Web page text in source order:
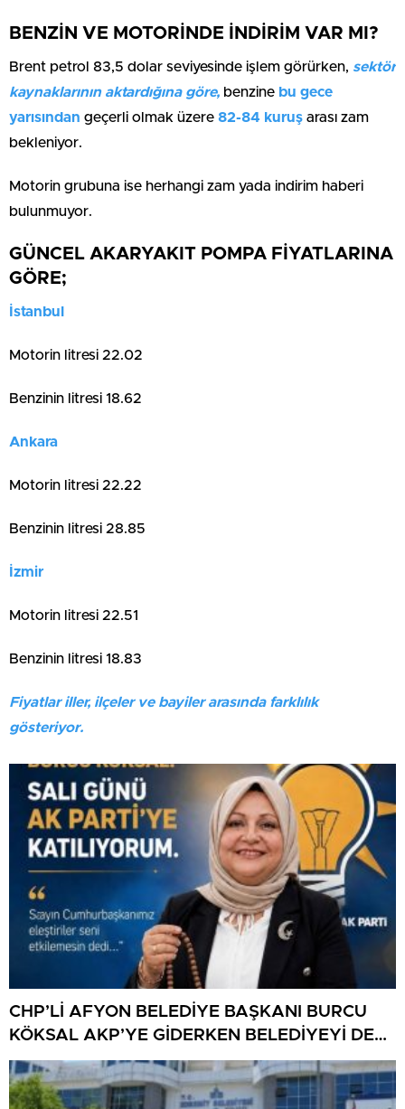
BENZİN VE MOTORİNDE İNDİRİM VAR MI?
Brent petrol 83,5 dolar seviyesinde işlem görürken, sektör
kaynaklarının aktardığına göre, benzine bu gece
yarısından geçerli olmak üzere 82-84 kuruş arası zam
bekleniyor.
Motorin grubuna ise herhangi zam yada indirim haberi
bulunmuyor.
GÜNCEL AKARYAKIT POMPA FİYATLARINA
GÖRE;
İstanbul
Motorin litresi 22.02
Benzinin litresi 18.62
Ankara
Motorin litresi 22.22
Benzinin litresi 28.85
İzmir
Motorin litresi 22.51
Benzinin litresi 18.83
Fiyatlar iller, ilçeler ve bayiler arasında farklılık
gösteriyor.
CHP’Lİ AFYON BELEDİYE BAŞKANI BURCU
KÖKSAL AKP’YE GİDERKEN BELEDİYEYİ DE
GÖTÜRÜYOR!